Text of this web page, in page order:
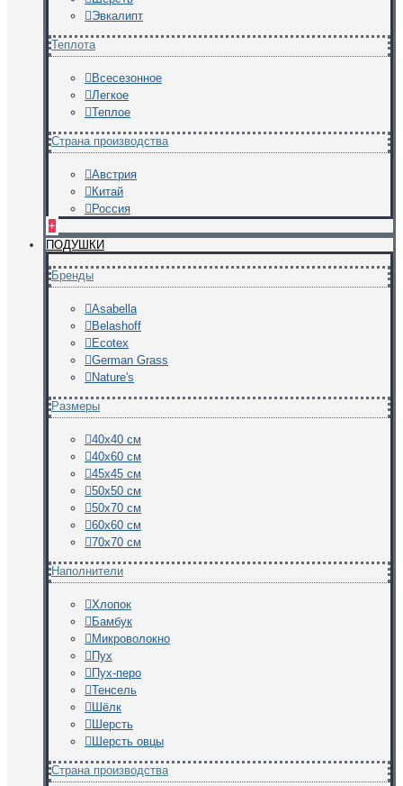
Эвкалипт
Теплота
Всесезонное
Легкое
Теплое
Страна производства
Австрия
Китай
Россия
+
ПОДУШКИ
Бренды
Asabella
Belashoff
Ecotex
German Grass
Nature's
Размеры
40х40 см
40х60 см
45х45 см
50х50 см
50х70 см
60х60 см
70х70 см
Наполнители
Хлопок
Бамбук
Микроволокно
Пух
Пух-перо
Тенсель
Шёлк
Шерсть
Шерсть овцы
Страна производства